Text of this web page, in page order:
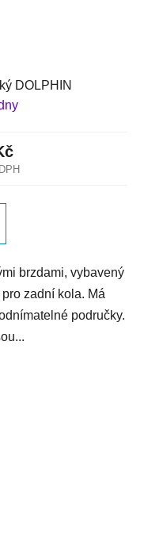
DOLPHIN
brzdami, vybavený
zadní kola. Má
područky.